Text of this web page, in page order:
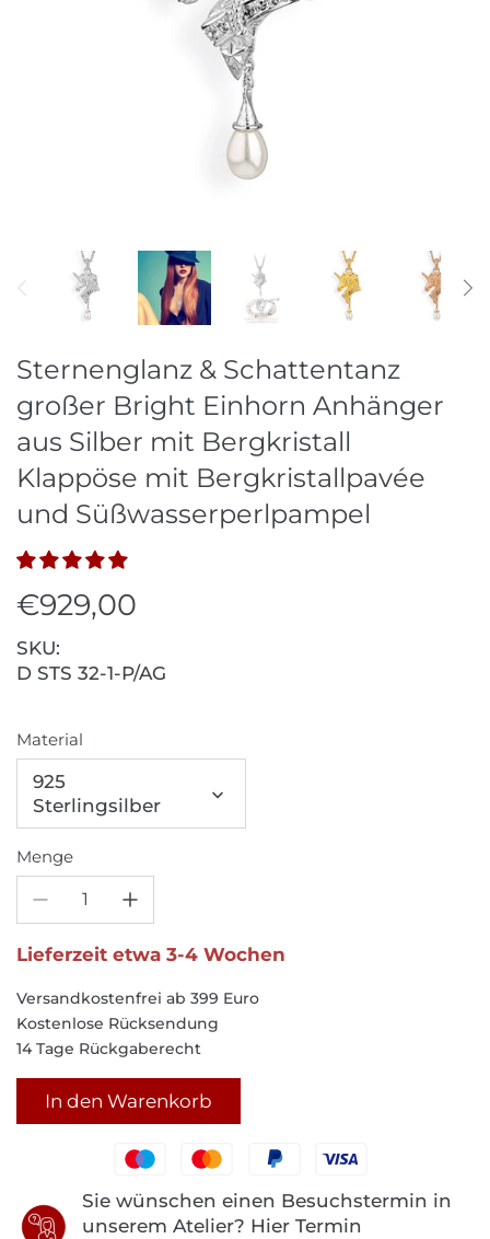
Sternenglanz & Schattentanz
großer Bright Einhorn Anhänger
aus Silber mit Bergkristall
Klappöse mit Bergkristallpavée
und Süßwasserperlpampel
€929,00
SKU:
D STS 32-1-P/AG
Material
925
Sterlingsilber
Menge
Lieferzeit etwa 3-4 Wochen
Versandkostenfrei ab 399 Euro
Kostenlose Rücksendung
14 Tage Rückgaberecht
In den Warenkorb
Sie wünschen einen Besuchstermin in
unserem Atelier? Hier Termin
Stein & Perlketten